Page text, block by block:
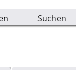
Suchen